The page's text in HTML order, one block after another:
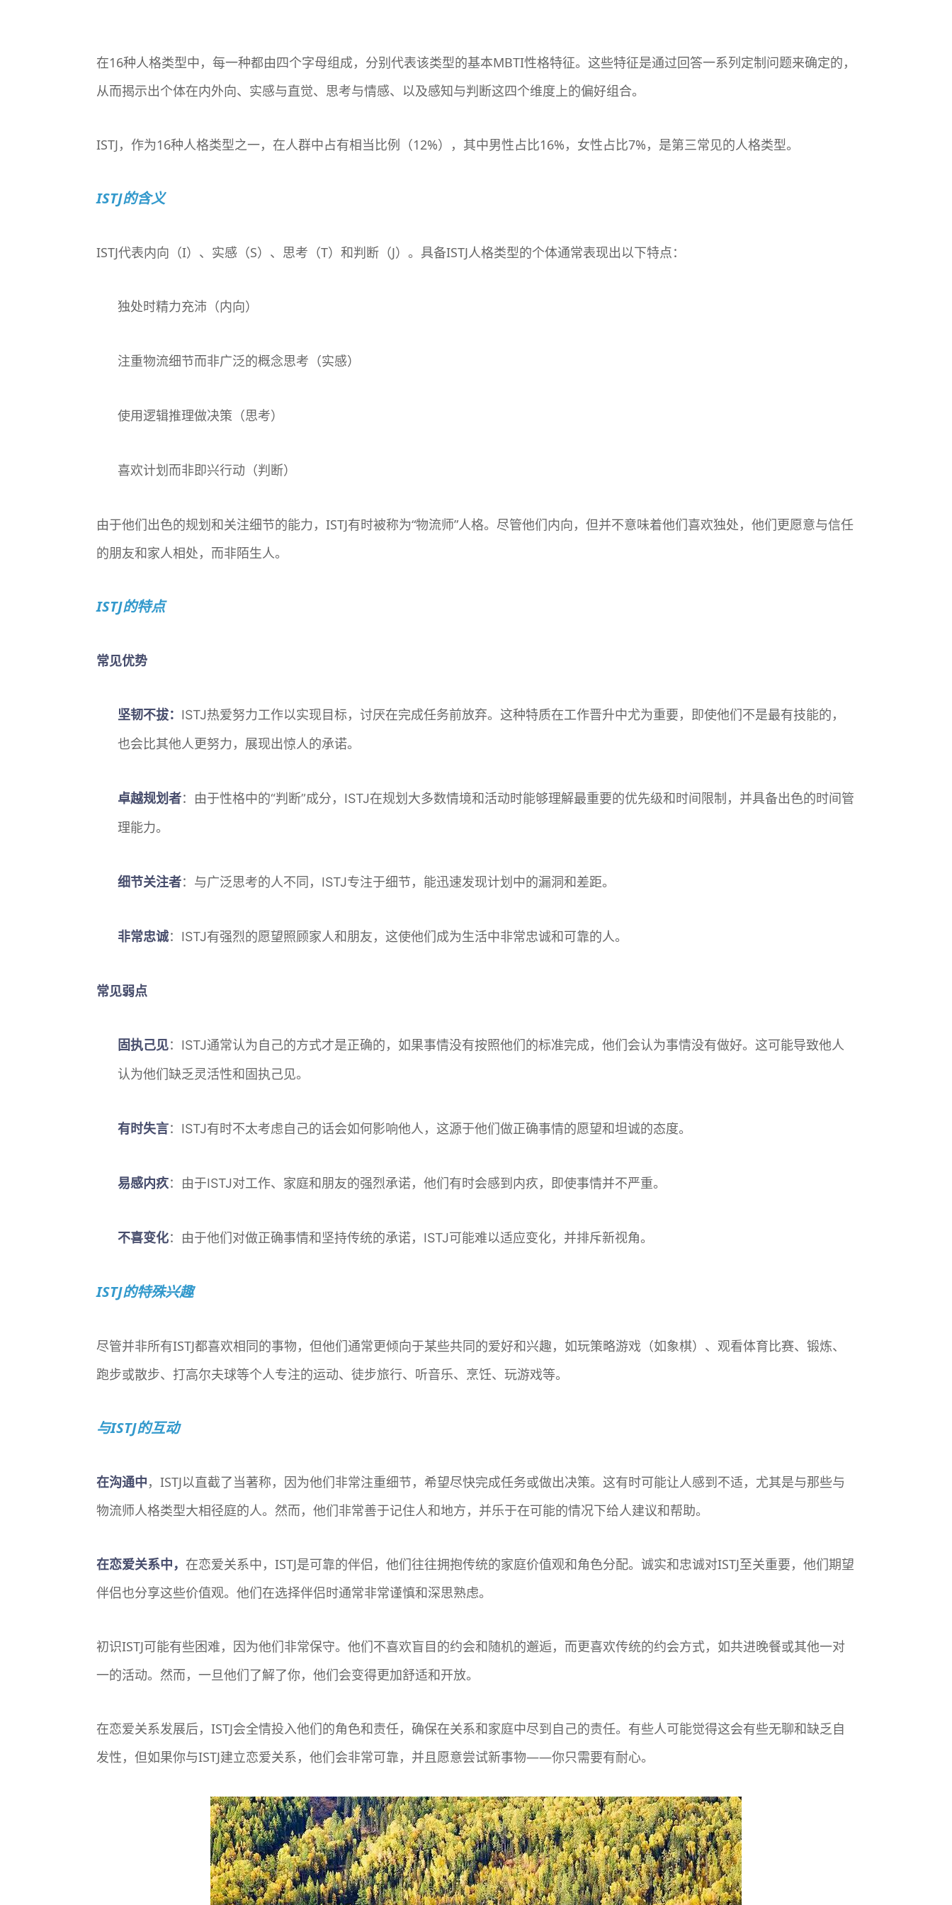
在16种人格类型中，每一种都由四个字母组成，分别代表该类型的基本MBTI性格特征。这些特征是通过回答一系列定制问题来确定的，
从而揭示出个体在内外向、实感与直觉、思考与情感、以及感知与判断这四个维度上的偏好组合。
ISTJ，作为16种人格类型之一，在人群中占有相当比例（12%），其中男性占比16%，女性占比7%，是第三常见的人格类型。
ISTJ的含义
ISTJ代表内向（I）、实感（S）、思考（T）和判断（J）。具备ISTJ人格类型的个体通常表现出以下特点：
独处时精力充沛（内向）
注重物流细节而非广泛的概念思考（实感）
使用逻辑推理做决策（思考）
喜欢计划而非即兴行动（判断）
由于他们出色的规划和关注细节的能力，ISTJ有时被称为“物流师”人格。尽管他们内向，但并不意味着他们喜欢独处，他们更愿意与信任
的朋友和家人相处，而非陌生人。
ISTJ的特点
常见优势
坚韧不拔： ISTJ热爱努力工作以实现目标，讨厌在完成任务前放弃。这种特质在工作晋升中尤为重要，即使他们不是最有技能的，
也会比其他人更努力，展现出惊人的承诺。
卓越规划者：由于性格中的“判断”成分，ISTJ在规划大多数情境和活动时能够理解最重要的优先级和时间限制，并具备出色的时间管
理能力。
细节关注者：与广泛思考的人不同，ISTJ专注于细节，能迅速发现计划中的漏洞和差距。
非常忠诚：ISTJ有强烈的愿望照顾家人和朋友，这使他们成为生活中非常忠诚和可靠的人。
常见弱点
固执己见：ISTJ通常认为自己的方式才是正确的，如果事情没有按照他们的标准完成，他们会认为事情没有做好。这可能导致他人
认为他们缺乏灵活性和固执己见。
有时失言：ISTJ有时不太考虑自己的话会如何影响他人，这源于他们做正确事情的愿望和坦诚的态度。
易感内疚：由于ISTJ对工作、家庭和朋友的强烈承诺，他们有时会感到内疚，即使事情并不严重。
不喜变化：由于他们对做正确事情和坚持传统的承诺，ISTJ可能难以适应变化，并排斥新视角。
ISTJ的特殊兴趣
尽管并非所有ISTJ都喜欢相同的事物，但他们通常更倾向于某些共同的爱好和兴趣，如玩策略游戏（如象棋）、观看体育比赛、锻炼、
跑步或散步、打高尔夫球等个人专注的运动、徒步旅行、听音乐、烹饪、玩游戏等。
与ISTJ的互动
在沟通中，ISTJ以直截了当著称，因为他们非常注重细节，希望尽快完成任务或做出决策。这有时可能让人感到不适，尤其是与那些与
物流师人格类型大相径庭的人。然而，他们非常善于记住人和地方，并乐于在可能的情况下给人建议和帮助。
在恋爱关系中， 在恋爱关系中，ISTJ是可靠的伴侣，他们往往拥抱传统的家庭价值观和角色分配。诚实和忠诚对ISTJ至关重要，他们期望
伴侣也分享这些价值观。他们在选择伴侣时通常非常谨慎和深思熟虑。
初识ISTJ可能有些困难，因为他们非常保守。他们不喜欢盲目的约会和随机的邂逅，而更喜欢传统的约会方式，如共进晚餐或其他一对
一的活动。然而，一旦他们了解了你，他们会变得更加舒适和开放。
在恋爱关系发展后，ISTJ会全情投入他们的角色和责任，确保在关系和家庭中尽到自己的责任。有些人可能觉得这会有些无聊和缺乏自
发性，但如果你与ISTJ建立恋爱关系，他们会非常可靠，并且愿意尝试新事物——你只需要有耐心。